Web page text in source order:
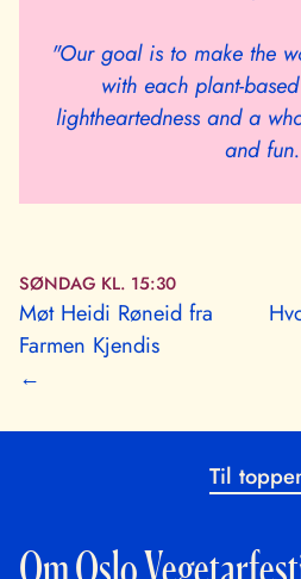
"Our goal is to make the
with each plant-
lightheartedness and a
and
SØNDAG KL. 15:30
Møt Heidi Røneid fra
Farmen Kjendis
←
Til
Om Oslo